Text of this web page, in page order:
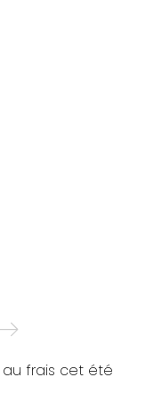
au frais cet été